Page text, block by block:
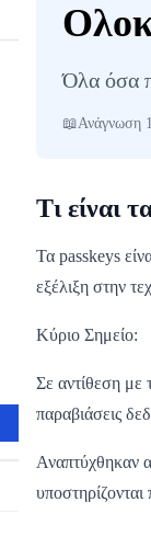
Όλα όσα
Ανάγνωση
Τι είναι
Τα passkeys
εξέλιξη στην
Κύριο Σημείο:
Σε αντίθεση με
παραβιάσεις
Αναπτύχθηκαν